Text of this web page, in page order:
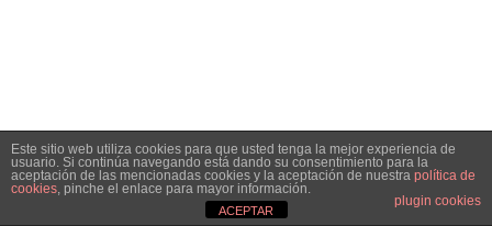
Este sitio web utiliza cookies para que usted tenga la mejor experiencia de
usuario. Si continúa navegando está dando su consentimiento para la
aceptación de las mencionadas cookies y la aceptación de nuestra política de
cookies, pinche el enlace para mayor información.
plugin cookies
ACEPTAR